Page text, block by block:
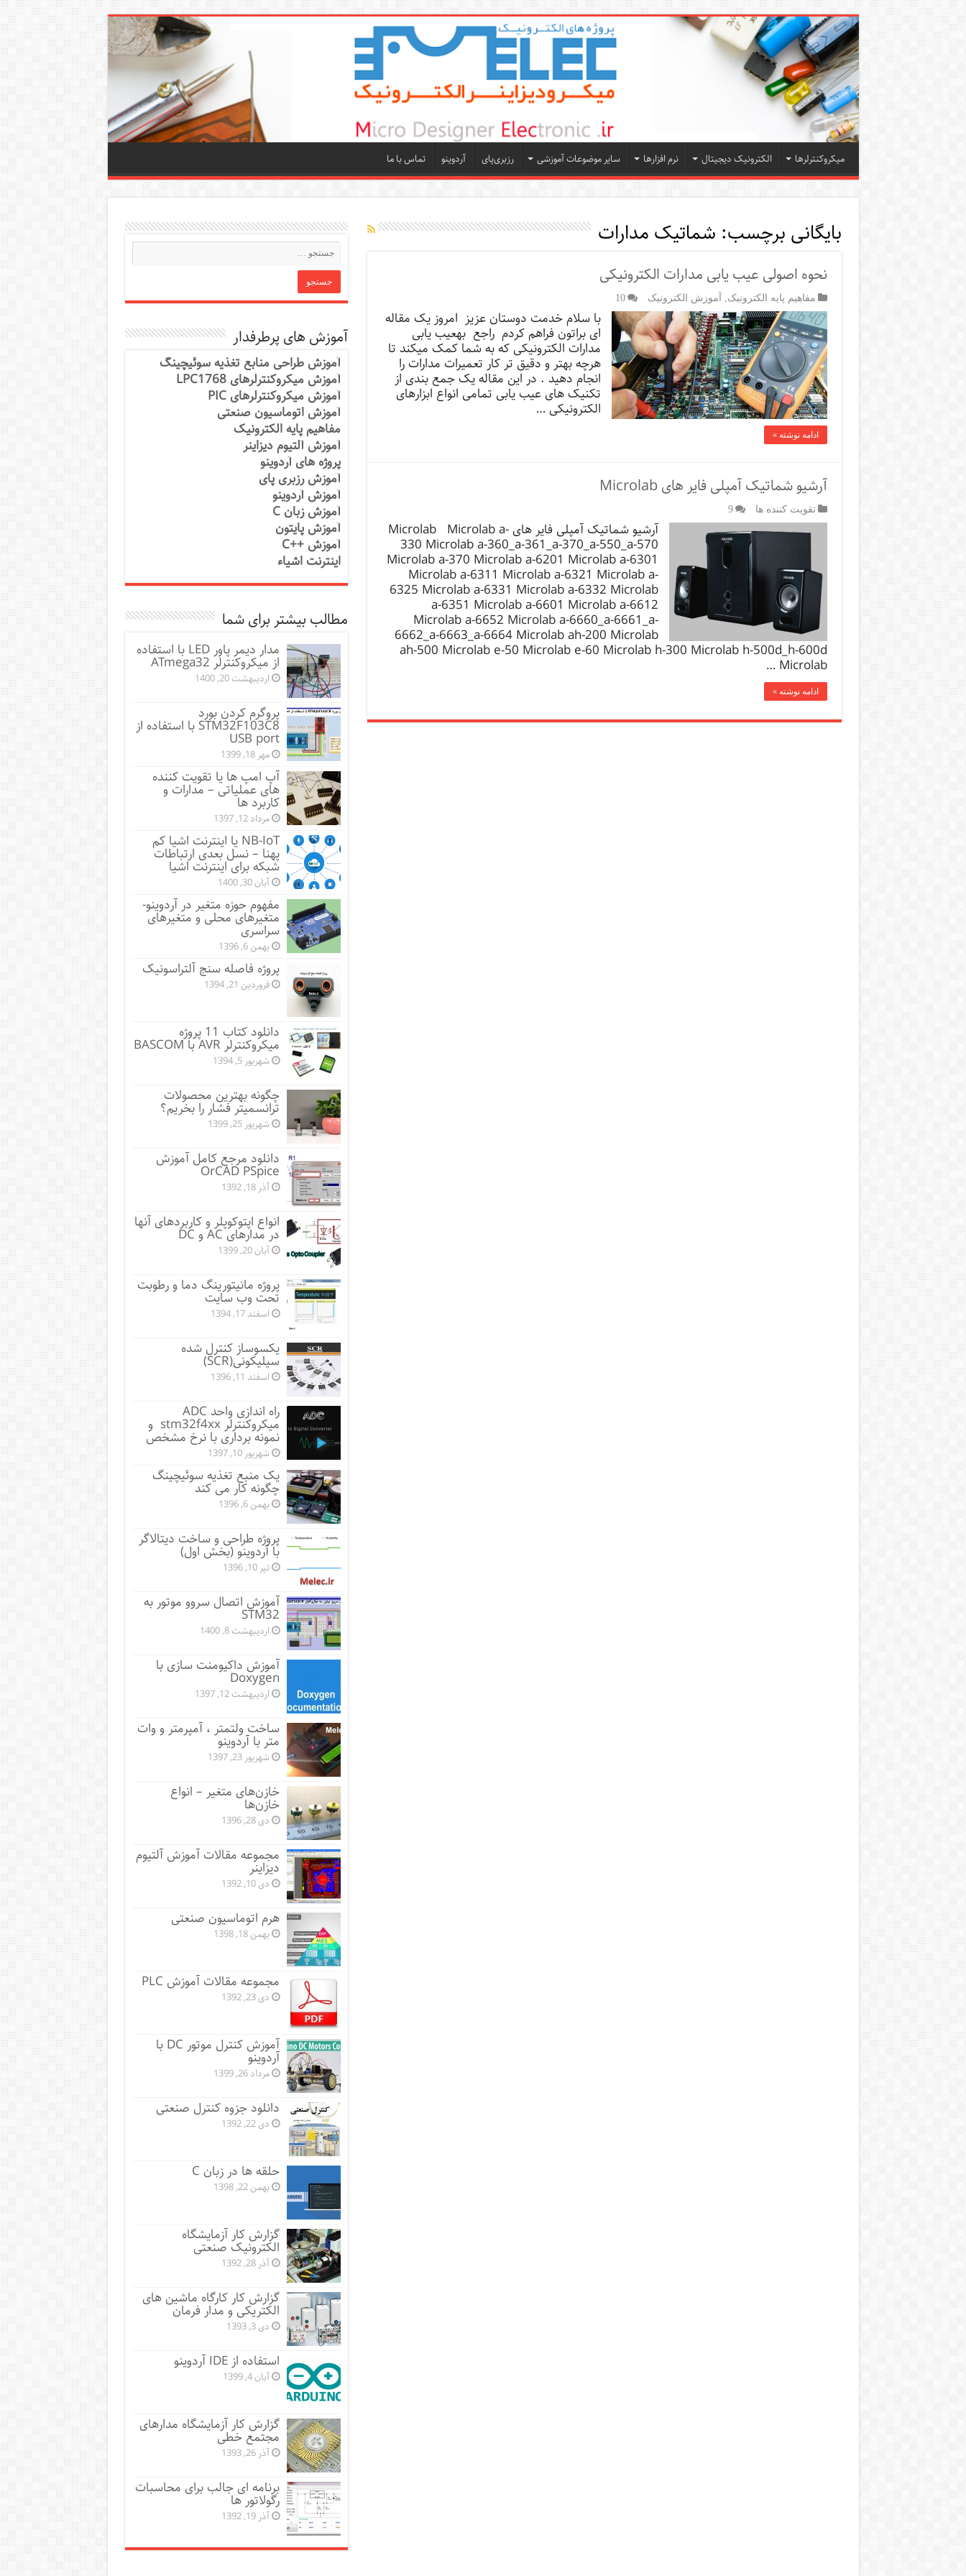
میکروکنترلرها الکترونیک دیجیتال نرم افزارها سایر موضوعات آموزشی رزبری‌پای آردوینو تماس با ما
بایگانی برچسب: شماتیک مدارات
نحوه اصولی عیب یابی مدارات الکترونیکی
مفاهیم پایه الکترونیک ,آموزش الکترونیک 10
با سلام خدمت دوستان عزیز امروز یک مقاله
ای براتون فراهم کردم راجع بهعیب یابی
مدارات الکترونیکی که به شما کمک میکند تا
هرچه بهتر و دقیق تر کار تعمیرات مدارات را
انجام دهید . در این مقاله یک جمع بندی از
تکنیک های عیب یابی تمامی انواع ابزارهای
الکترونیکی …
ادامه نوشته »
آرشیو شماتیک آمپلی فایر های Microlab
تقویت کننده ها 9
آرشیو شماتیک آمپلی فایر های Microlab Microlab a-
330 Microlab a-360_a-361_a-370_a-550_a-570
Microlab a-370 Microlab a-6201 Microlab a-6301
Microlab a-6311 Microlab a-6321 Microlab a-
6325 Microlab a-6331 Microlab a-6332 Microlab
a-6351 Microlab a-6601 Microlab a-6612
Microlab a-6652 Microlab a-6660_a-6661_a-
6662_a-6663_a-6664 Microlab ah-200 Microlab
ah-500 Microlab e-50 Microlab e-60 Microlab h-300 Microlab h-500d_h-600d
Microlab …
ادامه نوشته »
آموزش های پرطرفدار
آموزش طراحی منابع تغذیه سوئیچینگ
آموزش میکروکنترلرهای LPC1768
آموزش میکروکنترلرهای PIC
آموزش اتوماسیون صنعتی
مفاهیم پایه الکترونیک
آموزش آلتیوم دیزاینر
پروژه های آردوینو
آموزش رزبری پای
آموزش آردوینو
آموزش زبان C
آموزش پایتون
آموزش ++C
اینترنت اشیاء
مطالب بیشتر برای شما
مدار دیمر پاور LED با استفاده
از میکروکنترلر ATmega32
اردیبهشت 20, 1400
پروگرم کردن بورد
STM32F103C8 با استفاده از
USB port
مهر 18, 1399
آپ امپ ها یا تقویت کننده
های عملیاتی – مدارات و
کاربرد ها
مرداد 12, 1397
NB-IoT یا اینترنت اشیا کم
پهنا – نسل بعدی ارتباطات
شبکه برای اینترنت اشیا
آبان 30, 1400
مفهوم حوزه متغیر در آردوینو-
متغیرهای محلی و متغیرهای
سراسری
بهمن 6, 1396
پروژه فاصله سنج آلتراسونیک
فروردین 21, 1394
دانلود کتاب 11 پروژه
میکروکنترلر AVR با BASCOM
شهریور 5, 1394
چگونه بهترین محصولات
ترانسمیتر فشار را بخریم؟
شهریور 25, 1399
دانلود مرجع کامل آموزش
OrCAD PSpice
آذر 18, 1392
انواع اپتوکوپلر و کاربردهای آنها
در مدارهای AC و DC
آبان 20, 1399
پروژه مانيتورينگ دما و رطوبت
تحت وب سایت
اسفند 17, 1394
یکسوساز کنترل شده
سیلیکونی(SCR)
اسفند 11, 1396
راه اندازی واحد ADC
میکروکنترلر stm32f4xx و
نمونه برداری با نرخ مشخص
شهریور 10, 1397
یک منبع تغذیه سوئیچینگ
چگونه کار می کند
بهمن 6, 1396
پروژه طراحی و ساخت دیتالاگر
با آردوینو (بخش اول)
تیر 10, 1396
آموزش اتصال سروو موتور به
STM32
اردیبهشت 8, 1400
آموزش داکیومنت سازی با
Doxygen
اردیبهشت 12, 1397
ساخت ولتمتر ، آمپرمتر و وات
متر با آردوینو
شهریور 23, 1397
خازن‌های متغیر – انواع
خازن‌ها
دی 28, 1396
مجموعه مقالات آموزش آلتیوم
دیزاینر
دی 10, 1392
هرم اتوماسیون صنعتی
بهمن 18, 1398
مجموعه مقالات آموزش PLC
دی 23, 1392
آموزش کنترل موتور DC با
آردوینو
مرداد 26, 1399
دانلود جزوه کنترل صنعتی
دی 22, 1392
حلقه ها در زبان C
بهمن 22, 1398
گزارش کار آزمایشگاه
الکترونیک صنعتی
آذر 28, 1392
گزارش کار کارگاه ماشین های
الکتریکی و مدار فرمان
دی 3, 1393
استفاده از IDE آردوینو
آبان 4, 1399
گزارش کار آزمایشگاه مدارهای
مجتمع خطی
آذر 26, 1393
برنامه ای جالب برای محاسبات
رگولاتور ها
آذر 19, 1392